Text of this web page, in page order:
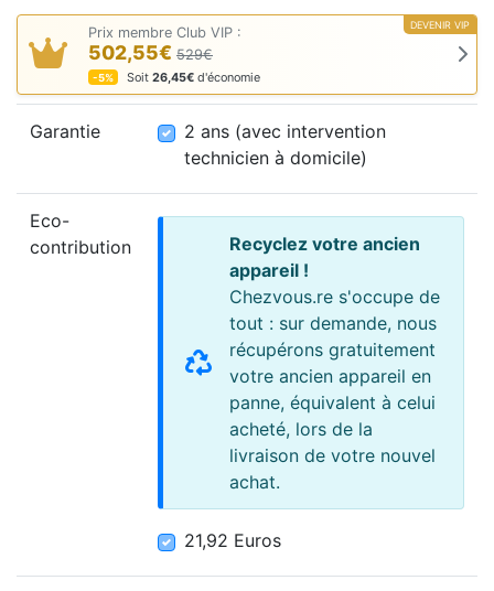
DEVENIR VIP
Prix membre Club VIP :
502,55€ 529€
-5% Soit 26,45€d'économie
Garantie 2 ans (avec intervention technicien
2 ans (avec intervention
technicien à domicile)
Eco-
contribution
Recyclez votre ancien
appareil !
Chezvous.re s'occupe de
tout : sur demande, nous
récupérons gratuitement
votre ancien appareil en
panne, équivalent à celui
acheté, lors de la
livraison de votre nouvel
achat.
21,92 Euros
21,92 Euros